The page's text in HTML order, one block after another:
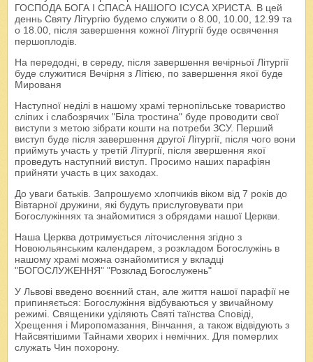
ГОСПОДА БОГА І СПАСА НАШОГО ІСУСА ХРИСТА. В цей
деннь Святу Літургію будемо служити о 8.00, 10.00, 12.99 та
о 18.00, після завершення кожної Літургії буде освячення
першоплодів.
На передодні, в середу, після завершення вечірньої Літургії
буде служитися Вечірня з Літією, по завершення якої буде
Мированя
Наступної неділі в нашому храмі тернопільське товариство
сліпих і слабозрячих "Біла тростина" буде проводити свої
виступи з метою зібрати кошти на потреби ЗСУ. Перший
виступ буде після завершення другої Літургії, після чого вони
приймуть участь у третій Літургії, після звершення якої
проведуть наступний виступ. Просимо наших парафіян
прийняти участь в цих заходах.
До уваги батьків. Запрошуємо хлопчиків віком від 7 років до
Вівтарної дружини, які будуть прислуговувати при
Богослужіннях та знайомитися з обрядами нашої Церкви.
Наша Церква дотримується літочислення згідно з
Новоюльянським календарем, з розкладом Богослужінь в
нашому храмі можна ознайомитися у вкладці
"БОГОСЛУЖЕННЯ" "Розклад Богослужень"
У Львові введено воєнний стан, але життя нашої парафії не
припиняється: Богослужіння відбуваються у звичайному
режимі. Священики уділяють Святі таїнства Сповіді,
Хрещення і Миропомазання, Вінчання, а також відвідують з
Найсвятішими Тайнами хворих і немічних. Для померлих
служать Чин похорону.